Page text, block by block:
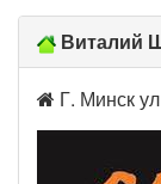
Виталий
Г. Минск